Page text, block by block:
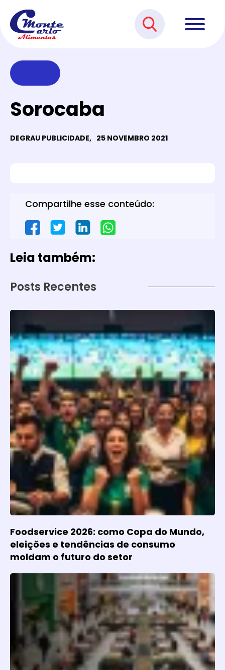
Sorocaba
DEGRAU PUBLICIDADE, 25 NOVEMBRO 2021
Compartilhe esse conteúdo:
Leia também:
Posts Recentes
Foodservice 2026: como Copa do Mundo,
eleições e tendências de consumo
moldam o futuro do setor